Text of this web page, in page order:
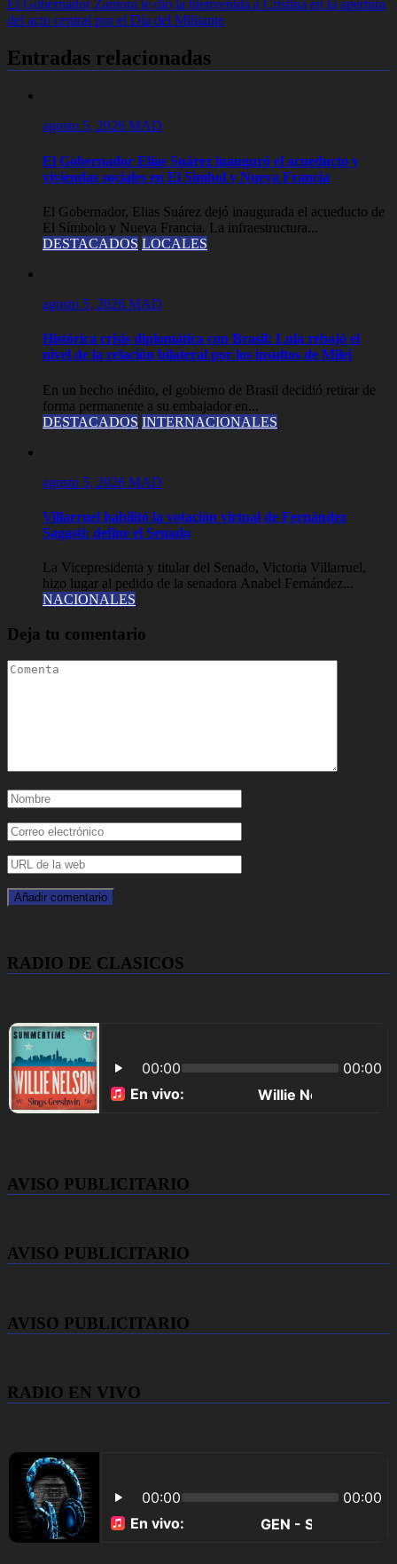
de
El Gobernador Zamora le dio la bienvenida a Cristina en la apertura
del acto central por el Día del Militante
Entradas relacionadas
agosto 5, 2026 MAD
El Gobernador Elías Suárez inauguró el acueducto y
viviendas sociales en El Simbol y Nueva Francia
El Gobernador, Elias Suárez dejó inaugurada el acueducto de
El Símbolo y Nueva Francia. La infraestructura...
DESTACADOS LOCALES
agosto 5, 2026 MAD
Histórica crisis diplomática con Brasil: Lula rebajó el
nivel de la relación bilateral por los insultos de Milei
En un hecho inédito, el gobierno de Brasil decidió retirar de
forma permanente a su embajador en...
DESTACADOS INTERNACIONALES
agosto 5, 2026 MAD
Villarruel habilitó la votación virtual de Fernández
Sagasti: define el Senado
La Vicepresidenta y titular del Senado, Victoria Villarruel,
hizo lugar al pedido de la senadora Anabel Fernández...
NACIONALES
Deja tu comentario
RADIO DE CLASICOS
AVISO PUBLICITARIO
AVISO PUBLICITARIO
AVISO PUBLICITARIO
RADIO EN VIVO